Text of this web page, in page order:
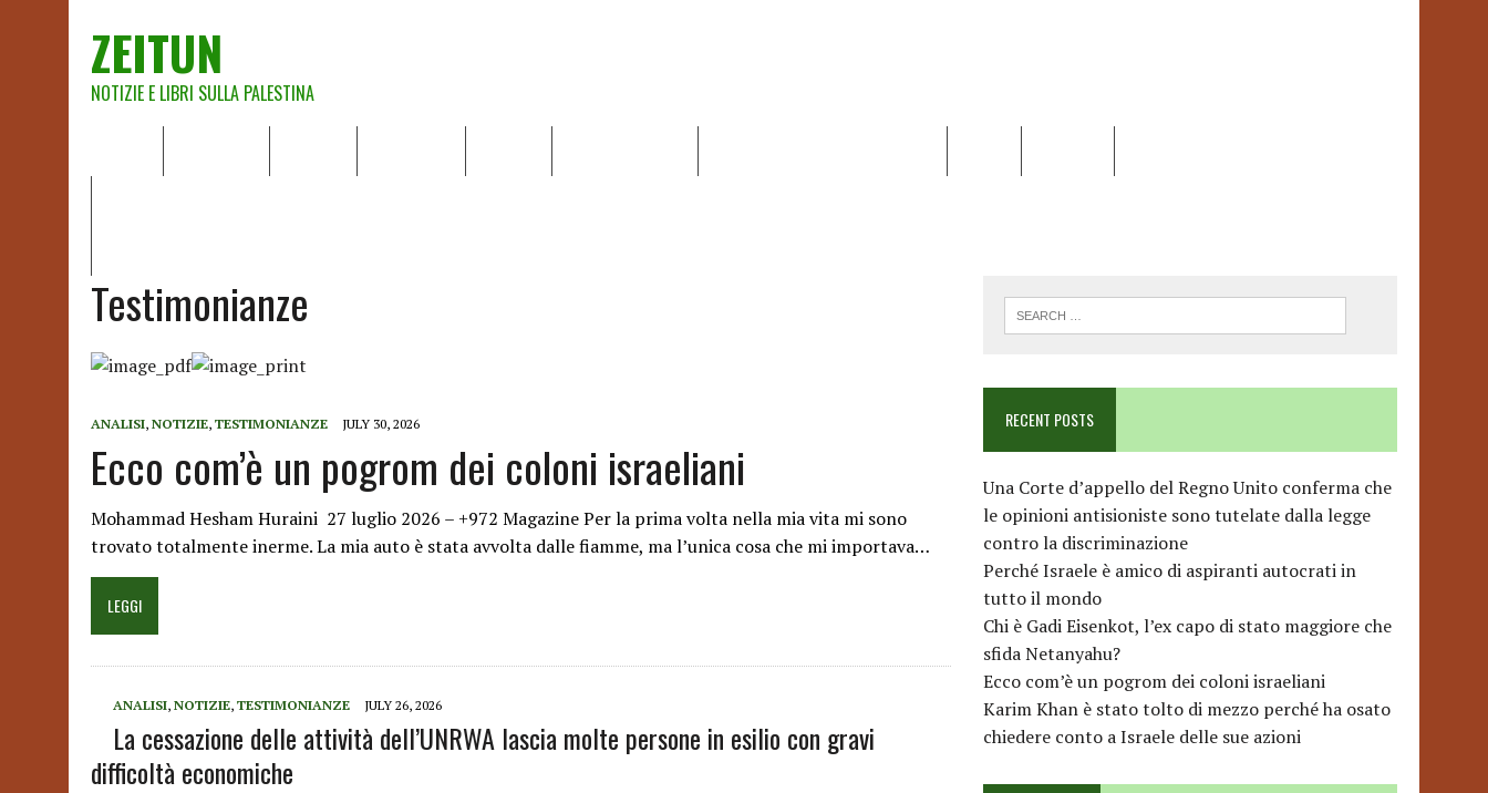
ZEITUN
NOTIZIE E LIBRI SULLA PALESTINA
Testimonianze
ANALISI, NOTIZIE, TESTIMONIANZE JULY 30, 2026
Ecco com’è un pogrom dei coloni israeliani
Mohammad Hesham Huraini 27 luglio 2026 – +972 Magazine Per la prima volta nella mia vita mi sono
trovato totalmente inerme. La mia auto è stata avvolta dalle fiamme, ma l’unica cosa che mi importava…
LEGGI
ANALISI, NOTIZIE, TESTIMONIANZE JULY 26, 2026
La cessazione delle attività dell’UNRWA lascia molte persone in esilio con gravi
difficoltà economiche
RECENT POSTS
Una Corte d’appello del Regno Unito conferma che
le opinioni antisioniste sono tutelate dalla legge
contro la discriminazione
Perché Israele è amico di aspiranti autocrati in
tutto il mondo
Chi è Gadi Eisenkot, l’ex capo di stato maggiore che
sfida Netanyahu?
Ecco com’è un pogrom dei coloni israeliani
Karim Khan è stato tolto di mezzo perché ha osato
chiedere conto a Israele delle sue azioni